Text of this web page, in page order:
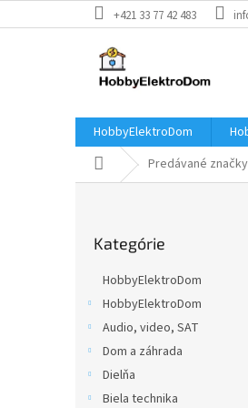
na
+421 33 77 42 483
HobbyElektroDom
DomovPredávané značky
kategórie
Kategórie
HobbyElektroDom
HobbyElektroDom
Audio, video, SAT
Dom a záhrada
Dielňa
Biela technika